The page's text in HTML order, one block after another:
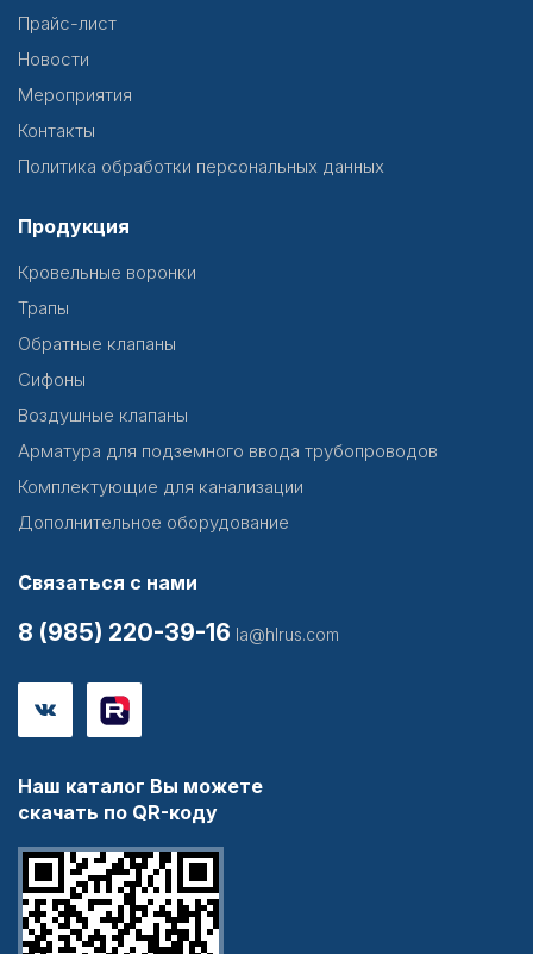
Прайс-лист
Новости
Мероприятия
Контакты
Политика обработки персональных данных
Продукция
Кровельные воронки
Трапы
Обратные клапаны
Сифоны
Воздушные клапаны
Арматура для подземного ввода трубопроводов
Комплектующие для канализации
Дополнительное оборудование
Связаться с нами
8 (985) 220-39-16 la@hlrus.com
Наш каталог Вы можете
скачать по QR-коду